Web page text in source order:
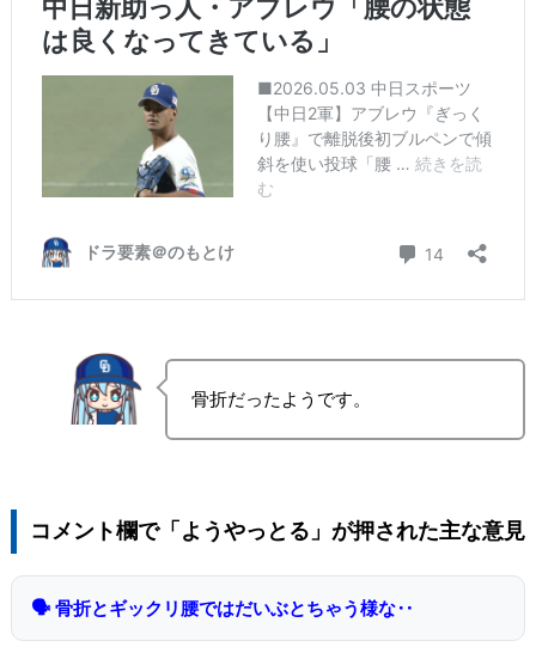
骨折だったようです。
コメント欄で「ようやっとる」が押された主な意見
🗣 骨折とギックリ腰ではだいぶとちゃう様な‥